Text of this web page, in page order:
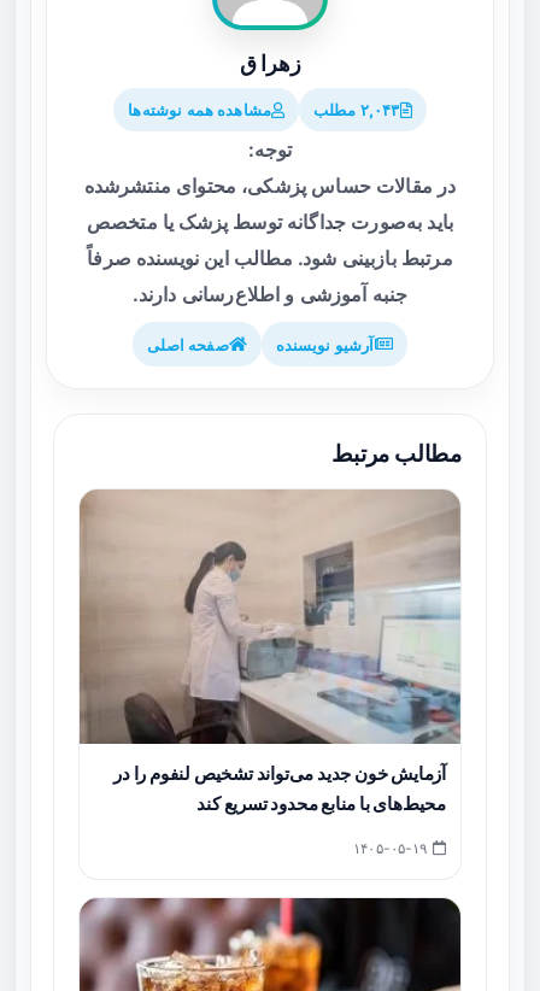
زهرا ق
۲,۰۴۳ مطلب مشاهده همه نوشته‌ها
توجه:
در مقالات حساس پزشکی، محتوای منتشرشده
باید به‌صورت جداگانه توسط پزشک یا متخصص
مرتبط بازبینی شود. مطالب این نویسنده صرفاً
جنبه آموزشی و اطلاع‌رسانی دارند.
آرشیو نویسنده صفحه اصلی
مطالب مرتبط
آزمایش خون جدید می‌تواند تشخیص لنفوم را در
محیط‌های با منابع محدود تسریع کند